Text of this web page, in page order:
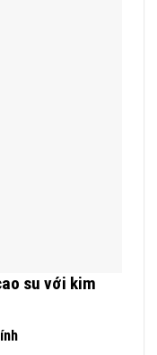
su với kim